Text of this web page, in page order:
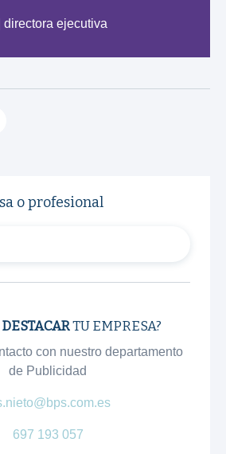
ejecutiva
o profesional
DESTACARTU EMPRESA?
con nuestro departamento
de Publicidad
697 193 057